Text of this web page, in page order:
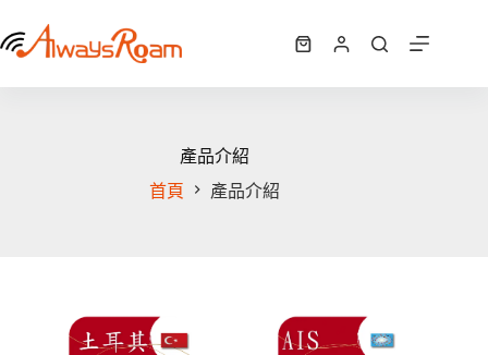
至
要
購
物
產品介紹
首頁
產品介紹